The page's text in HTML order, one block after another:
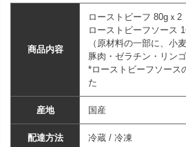
商品内容
ローストビーフ 80gｘ2
ローストビーフソース
（原材料の一部に、小
豚肉・ゼラチン・リンゴ
*ローストビーフソース
た
産地 国産
配達方法 冷蔵 / 冷凍